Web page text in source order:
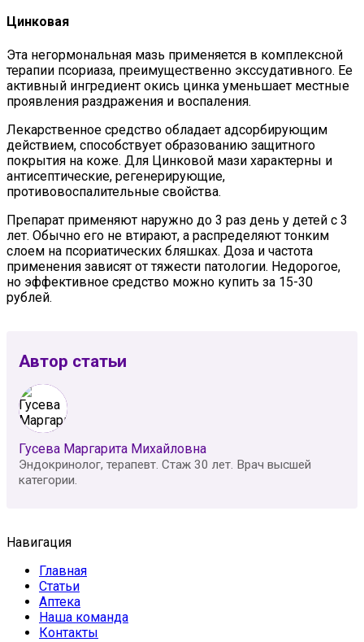
Цинковая
Эта негормональная мазь применяется в комплексной
терапии псориаза, преимущественно экссудативного. Ее
активный ингредиент окись цинка уменьшает местные
проявления раздражения и воспаления.
Лекарственное средство обладает адсорбирующим
действием, способствует образованию защитного
покрытия на коже. Для Цинковой мази характерны и
антисептические, регенерирующие,
противовоспалительные свойства.
Препарат применяют наружно до 3 раз день у детей с 3
лет. Обычно его не втирают, а распределяют тонким
слоем на псориатических бляшках. Доза и частота
применения зависят от тяжести патологии. Недорогое,
но эффективное средство можно купить за 15-30
рублей.
Автор статьи
Гусева Маргарита Михайловна
Эндокринолог, терапевт. Стаж 30 лет. Врач высшей
категории.
Навигация
Главная
Статьи
Аптека
Наша команда
Контакты